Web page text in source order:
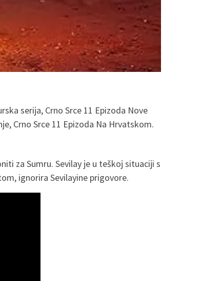
serija, Crno Srce 11 Epizoda Nove
Crno Srce 11 Epizoda Na Hrvatskom.
za Sumru. Sevilay je u teškoj situaciji s
ignorira Sevilayine prigovore.